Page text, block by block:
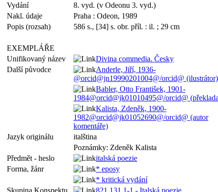
Vydání
8. vyd. (v Odeonu 3. vyd.)
Nakl. údaje
Praha : Odeon, 1989
Popis (rozsah)
586 s., [34] s. obr. příl. : il. ; 29 cm
EXEMPLÁŘE
Unifikovaný název
Divina commedia. Česky
Další původce
Anderle, Jiří, 1936-
@orcid@jn19990201004@/orcid@ (ilustrátor)
Babler, Otto František, 1901-
1984@orcid@jk01010495@/orcid@
Kalista, Zdeněk, 1900-
1982@orcid@jk01052690@/orcid@ (autor
komentáře)
Jazyk originálu
italština
Poznámky: Zdeněk Kalista
Předmět - heslo
italská poezie
Forma, žánr
* eposy
* kritická vydání
Skupina Konspektu
821.131.1-1 - Italská poezie